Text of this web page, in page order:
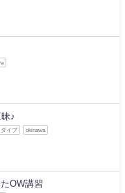
♪
ダイブ okinawa
OW講習